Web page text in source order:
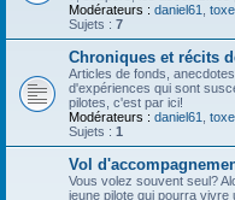
Modérateurs : daniel61
Sujets : 7
Chroniques et récits
Articles de fonds,
d'expériences qui sont
pilotes, c'est par ici!
Modérateurs : daniel61
Sujets : 1
Vol
Vous volez souvent seul?
jeune pilote qui pourra vivre